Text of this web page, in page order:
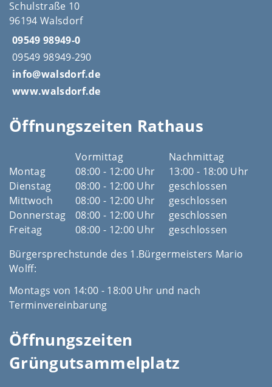
Schulstraße 10
96194 Walsdorf
09549 98949-0
09549 98949-290
info@walsdorf.de
www.walsdorf.de
Öffnungszeiten Rathaus
Vormittag
Nachmittag
Montag
08:00 - 12:00 Uhr
13:00 - 18:00 Uhr
Dienstag
08:00 - 12:00 Uhr
geschlossen
Mittwoch
08:00 - 12:00 Uhr
geschlossen
Donnerstag
08:00 - 12:00 Uhr
geschlossen
Freitag
08:00 - 12:00 Uhr
geschlossen
Bürgersprechstunde des 1.Bürgermeisters Mario
Wolff:
Montags von 14:00 - 18:00 Uhr und nach
Terminvereinbarung
Öffnungszeiten
Grüngutsammelplatz